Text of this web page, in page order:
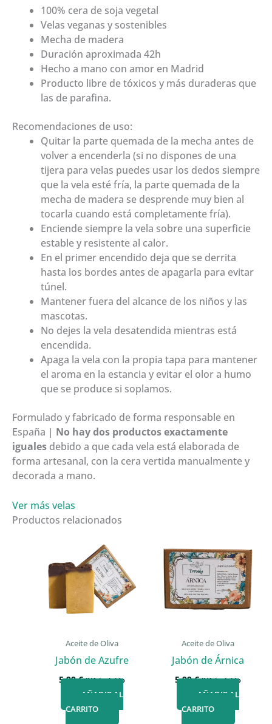
100% cera de soja vegetal
Velas veganas y sostenibles
Mecha de madera
Duración aproximada 42h
Hecho a mano con amor en Madrid
Producto libre de tóxicos y más duraderas que
las de parafina.
Recomendaciones de uso:
Quitar la parte quemada de la mecha antes de
volver a encenderla (si no dispones de una
tijera para velas puedes usar los dedos siempre
que la vela esté fría, la parte quemada de la
mecha de madera se desprende muy bien al
tocarla cuando está completamente fría).
Enciende siempre la vela sobre una superficie
estable y resistente al calor.
En el primer encendido deja que se derrita
hasta los bordes antes de apagarla para evitar
túnel.
Mantener fuera del alcance de los niños y las
mascotas.
No dejes la vela desatendida mientras está
encendida.
Apaga la vela con la propia tapa para mantener
el aroma en la estancia y evitar el olor a humo
que se produce si soplamos.
Formulado y fabricado de forma responsable en
España | No hay dos productos exactamente
iguales debido a que cada vela está elaborada de
forma artesanal, con la cera vertida manualmente y
decorada a mano.
Ver más velas
Productos relacionados
Aceite de Oliva
Jabón de Azufre
5,99€ IVA incluido
AÑADIR AL
CARRITO
Aceite de Oliva
Jabón de Árnica
5,99€ IVA incluido
AÑADIR AL
CARRITO